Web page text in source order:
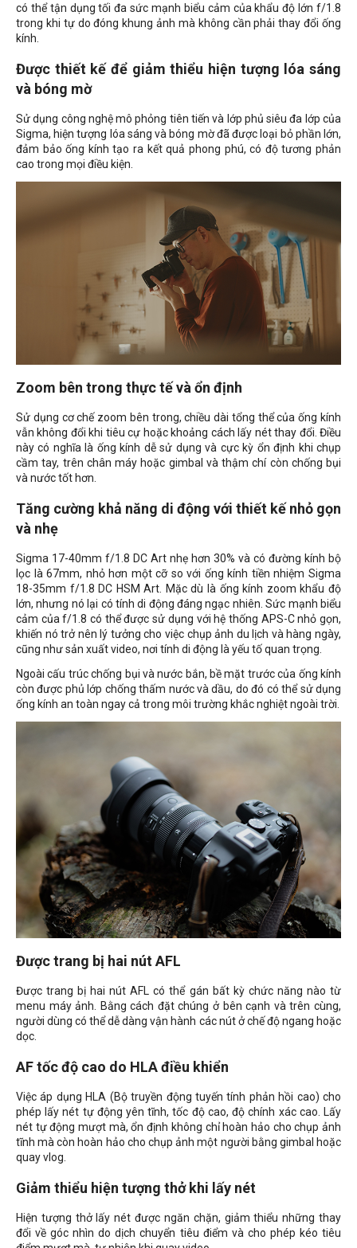
có thể tận dụng tối đa sức mạnh biểu cảm của khẩu độ lớn f/1.8
trong khi tự do đóng khung ảnh mà không cần phải thay đổi ống
kính.
Được thiết kế để giảm thiểu hiện tượng lóa sáng
và bóng mờ
Sử dụng công nghệ mô phỏng tiên tiến và lớp phủ siêu đa lớp của
Sigma, hiện tượng lóa sáng và bóng mờ đã được loại bỏ phần lớn,
đảm bảo ống kính tạo ra kết quả phong phú, có độ tương phản
cao trong mọi điều kiện.
Zoom bên trong thực tế và ổn định
Sử dụng cơ chế zoom bên trong, chiều dài tổng thể của ống kính
vẫn không đổi khi tiêu cự hoặc khoảng cách lấy nét thay đổi. Điều
này có nghĩa là ống kính dễ sử dụng và cực kỳ ổn định khi chụp
cầm tay, trên chân máy hoặc gimbal và thậm chí còn chống bụi
và nước tốt hơn.
Tăng cường khả năng di động với thiết kế nhỏ gọn
và nhẹ
Sigma 17-40mm f/1.8 DC Art nhẹ hơn 30% và có đường kính bộ
lọc là 67mm, nhỏ hơn một cỡ so với ống kính tiền nhiệm Sigma
18-35mm f/1.8 DC HSM Art. Mặc dù là ống kính zoom khẩu độ
lớn, nhưng nó lại có tính di động đáng ngạc nhiên. Sức mạnh biểu
cảm của f/1.8 có thể được sử dụng với hệ thống APS-C nhỏ gọn,
khiến nó trở nên lý tưởng cho việc chụp ảnh du lịch và hàng ngày,
cũng như sản xuất video, nơi tính di động là yếu tố quan trọng.
Ngoài cấu trúc chống bụi và nước bắn, bề mặt trước của ống kính
còn được phủ lớp chống thấm nước và dầu, do đó có thể sử dụng
ống kính an toàn ngay cả trong môi trường khắc nghiệt ngoài trời.
Được trang bị hai nút AFL
Được trang bị hai nút AFL có thể gán bất kỳ chức năng nào từ
menu máy ảnh. Bằng cách đặt chúng ở bên cạnh và trên cùng,
người dùng có thể dễ dàng vận hành các nút ở chế độ ngang hoặc
dọc.
AF tốc độ cao do HLA điều khiển
Việc áp dụng HLA (Bộ truyền động tuyến tính phản hồi cao) cho
phép lấy nét tự động yên tĩnh, tốc độ cao, độ chính xác cao. Lấy
nét tự động mượt mà, ổn định không chỉ hoàn hảo cho chụp ảnh
tĩnh mà còn hoàn hảo cho chụp ảnh một người bằng gimbal hoặc
quay vlog.
Giảm thiểu hiện tượng thở khi lấy nét
Hiện tượng thở lấy nét được ngăn chặn, giảm thiểu những thay
đổi về góc nhìn do dịch chuyển tiêu điểm và cho phép kéo tiêu